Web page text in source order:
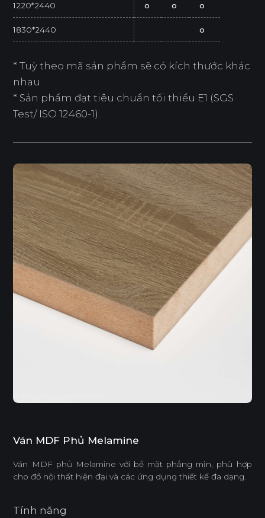
1220*2440 o o o
1830*2440 o
* Tuỳ theo mã sản phẩm sẽ có kích thước khác
nhau.
* Sản phẩm đạt tiêu chuẩn tối thiểu E1 (SGS
Test/ ISO 12460-1).
Ván MDF Phủ Melamine
Ván MDF phủ Melamine với bề mặt phẳng mịn, phù hợp
cho đồ nội thất hiện đại và các ứng dụng thiết kế đa dạng.
Tính năng